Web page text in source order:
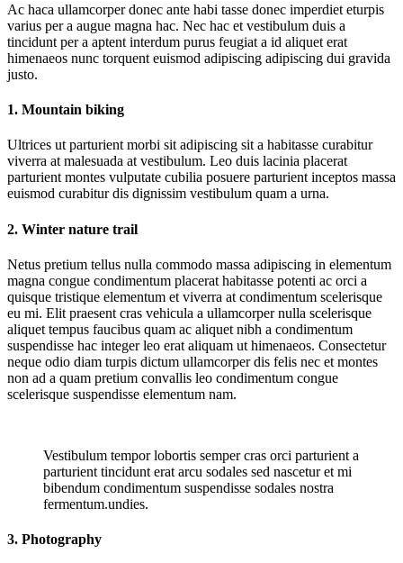
Ac haca ullamcorper donec ante habi tasse donec imperdiet eturpis
varius per a augue magna hac. Nec hac et vestibulum duis a
tincidunt per a aptent interdum purus feugiat a id aliquet erat
himenaeos nunc torquent euismod adipiscing adipiscing dui gravida
justo.
1. Mountain biking
Ultrices ut parturient morbi sit adipiscing sit a habitasse curabitur
viverra at malesuada at vestibulum. Leo duis lacinia placerat
parturient montes vulputate cubilia posuere parturient inceptos massa
euismod curabitur dis dignissim vestibulum quam a urna.
2. Winter nature trail
Netus pretium tellus nulla commodo massa adipiscing in elementum
magna congue condimentum placerat habitasse potenti ac orci a
quisque tristique elementum et viverra at condimentum scelerisque
eu mi. Elit praesent cras vehicula a ullamcorper nulla scelerisque
aliquet tempus faucibus quam ac aliquet nibh a condimentum
suspendisse hac integer leo erat aliquam ut himenaeos. Consectetur
neque odio diam turpis dictum ullamcorper dis felis nec et montes
non ad a quam pretium convallis leo condimentum congue
scelerisque suspendisse elementum nam.
Vestibulum tempor lobortis semper cras orci parturient a
parturient tincidunt erat arcu sodales sed nascetur et mi
bibendum condimentum suspendisse sodales nostra
fermentum.undies.
3. Photography